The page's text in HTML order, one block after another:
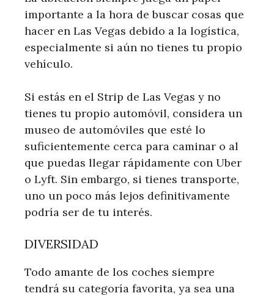
importante a la hora de buscar cosas que
hacer en Las Vegas debido a la logística,
especialmente si aún no tienes tu propio
vehículo.
Si estás en el Strip de Las Vegas y no
tienes tu propio automóvil, considera un
museo de automóviles que esté lo
suficientemente cerca para caminar o al
que puedas llegar rápidamente con Uber
o Lyft. Sin embargo, si tienes transporte,
uno un poco más lejos definitivamente
podría ser de tu interés.
DIVERSIDAD
Todo amante de los coches siempre
tendrá su categoría favorita, ya sea una